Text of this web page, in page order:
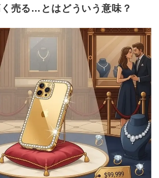
売る…とはどういう意味？